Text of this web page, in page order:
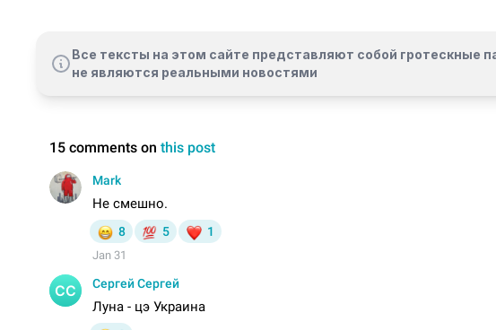
Все тексты на этом сайте представляют собой гротескные
не являются реальными новостями